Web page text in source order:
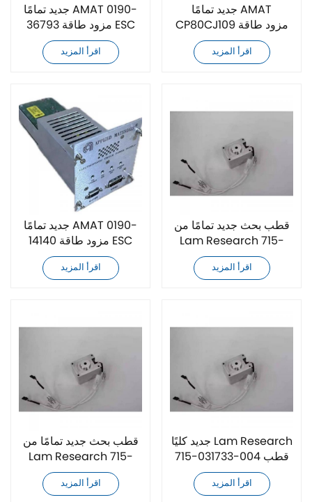
جديد تمامًا AMAT 0190-
36793 مزود طاقة ESC
اقرأ المزيد
جديد تمامًا AMAT
CP80CJ109 مزود طاقة
ESC
اقرأ المزيد
جديد تمامًا AMAT 0190-
14140 مزود طاقة ESC
اقرأ المزيد
قطب بحث جديد تمامًا من
Lam Research 715-
031733-005
اقرأ المزيد
قطب بحث جديد تمامًا من
Lam Research 715-
031733-002
اقرأ المزيد
جديد كليًا Lam Research
715-031733-004 قطب
بحثي
اقرأ المزيد